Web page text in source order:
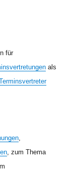
für
als
,
, zum Thema